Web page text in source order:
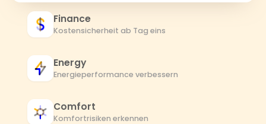
Finance
Kostensicherheit ab Tag eins
Energy
Energieperformance verbessern
Comfort
Komfortrisiken erkennen